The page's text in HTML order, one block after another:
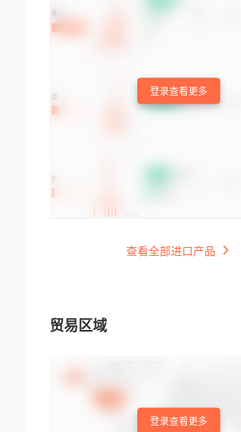
登录查看更多
查看全部进口产品
贸易区域
登录查看更多